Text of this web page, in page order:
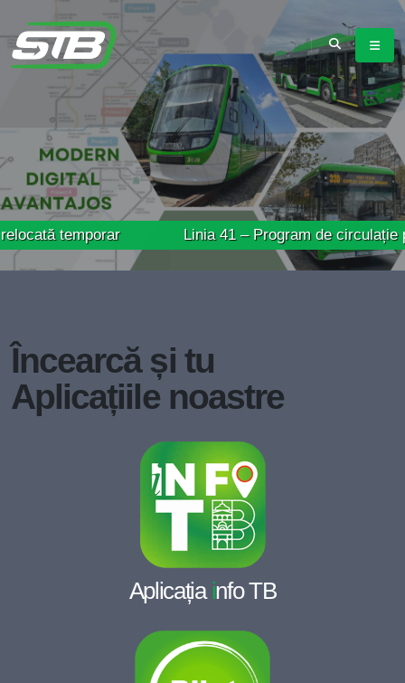
Linia 41 – Program de circulație prelungit
Încearcă și tu
Aplicațiile noastre
Aplicația info TB